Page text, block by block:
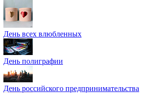
День всех влюбленных
День полиграфии
День российского предпринимательства